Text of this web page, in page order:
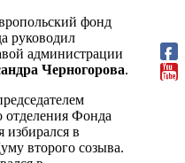
фонд
руководил
администрации
Черногорова.
отделения Фонда
избирался в
второго созыва.